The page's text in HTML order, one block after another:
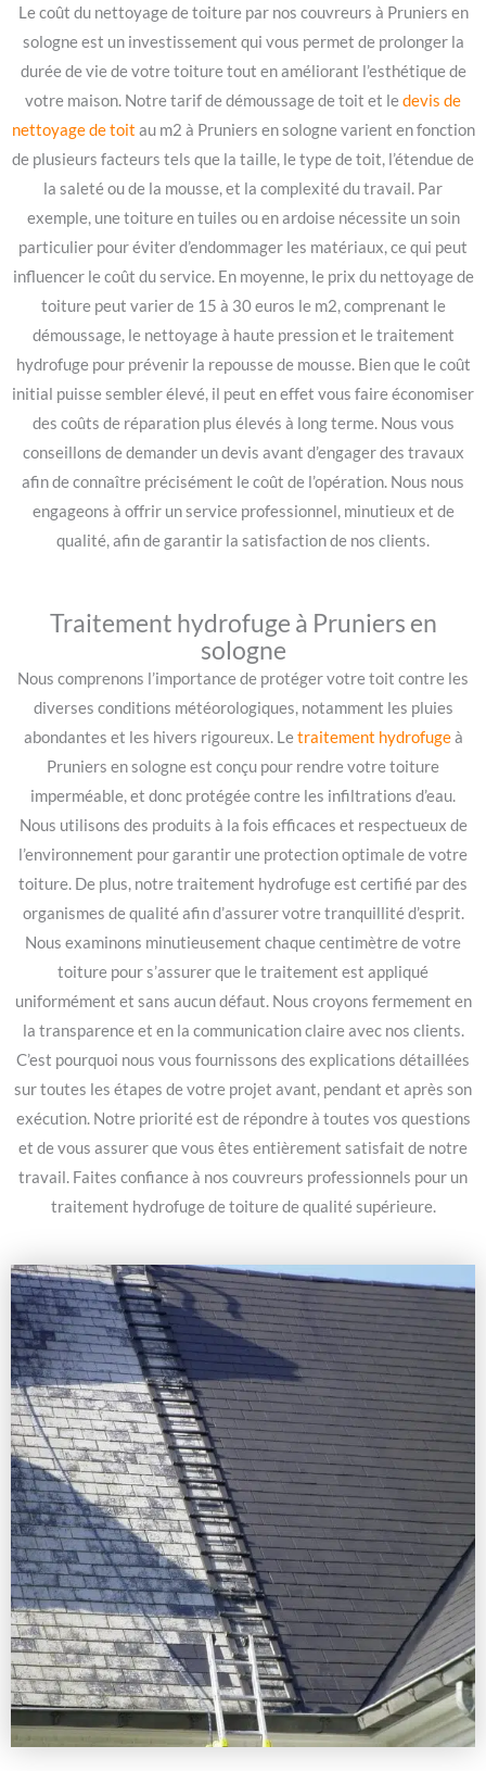
Le coût du nettoyage de toiture par nos couvreurs à Pruniers en
sologne est un investissement qui vous permet de prolonger la
durée de vie de votre toiture tout en améliorant l’esthétique de
votre maison. Notre tarif de démoussage de toit et ledevis de
nettoyage de toit au m2 à Pruniers en sologne varient en fonction
de plusieurs facteurs tels que la taille, le type de toit, l’étendue de
la saleté ou de la mousse, et la complexité du travail. Par
exemple, une toiture en tuiles ou en ardoise nécessite un soin
particulier pour éviter d’endommager les matériaux, ce qui peut
influencer le coût du service. En moyenne, le prix du nettoyage de
toiture peut varier de 15 à 30 euros le m2, comprenant le
démoussage, le nettoyage à haute pression et le traitement
hydrofuge pour prévenir la repousse de mousse. Bien que le coût
initial puisse sembler élevé, il peut en effet vous faire économiser
des coûts de réparation plus élevés à long terme. Nous vous
conseillons de demander un devis avant d’engager des travaux
afin de connaître précisément le coût de l’opération. Nous nous
engageons à offrir un service professionnel, minutieux et de
qualité, afin de garantir la satisfaction de nos clients.
Traitement hydrofuge à Pruniers en
sologne
Nous comprenons l’importance de protéger votre toit contre les
diverses conditions météorologiques, notamment les pluies
abondantes et les hivers rigoureux. Letraitement hydrofugeà
Pruniers en sologne est conçu pour rendre votre toiture
imperméable, et donc protégée contre les infiltrations d’eau.
Nous utilisons des produits à la fois efficaces et respectueux de
l’environnement pour garantir une protection optimale de votre
toiture. De plus, notre traitement hydrofuge est certifié par des
organismes de qualité afin d’assurer votre tranquillité d’esprit.
Nous examinons minutieusement chaque centimètre de votre
toiture pour s’assurer que le traitement est appliqué
uniformément et sans aucun défaut. Nous croyons fermement en
la transparence et en la communication claire avec nos clients.
C’est pourquoi nous vous fournissons des explications détaillées
sur toutes les étapes de votre projet avant, pendant et après son
exécution. Notre priorité est de répondre à toutes vos questions
et de vous assurer que vous êtes entièrement satisfait de notre
travail. Faites confiance à nos couvreurs professionnels pour un
traitement hydrofuge de toiture de qualité supérieure.